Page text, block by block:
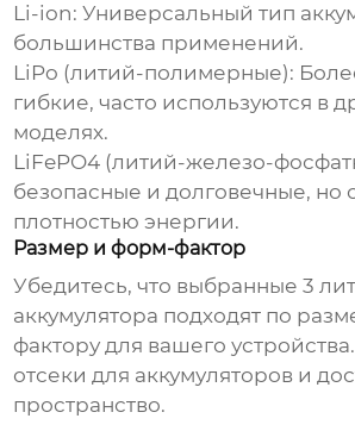
Li-ion: Универсальный тип
большинства применений.
LiPo (литий-полимерные):
гибкие, часто используются в
моделях.
LiFePO4 (литий-железо-
безопасные и долговечные, но
плотностью энергии.
Размер и форм-фактор
Убедитесь, что выбранные3
аккумулятора подходят по
фактору для вашего
отсеки для аккумуляторов и
пространство.